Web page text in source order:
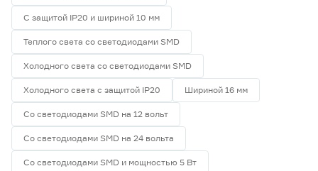
С защитой IP20 и шириной 10 мм
Теплого света со светодиодами SMD
Холодного света со светодиодами SMD
Холодного света с защитой IP20 Шириной 16 мм
Со светодиодами SMD на 12 вольт
Со светодиодами SMD на 24 вольта
Со светодиодами SMD и мощностью 5 Вт